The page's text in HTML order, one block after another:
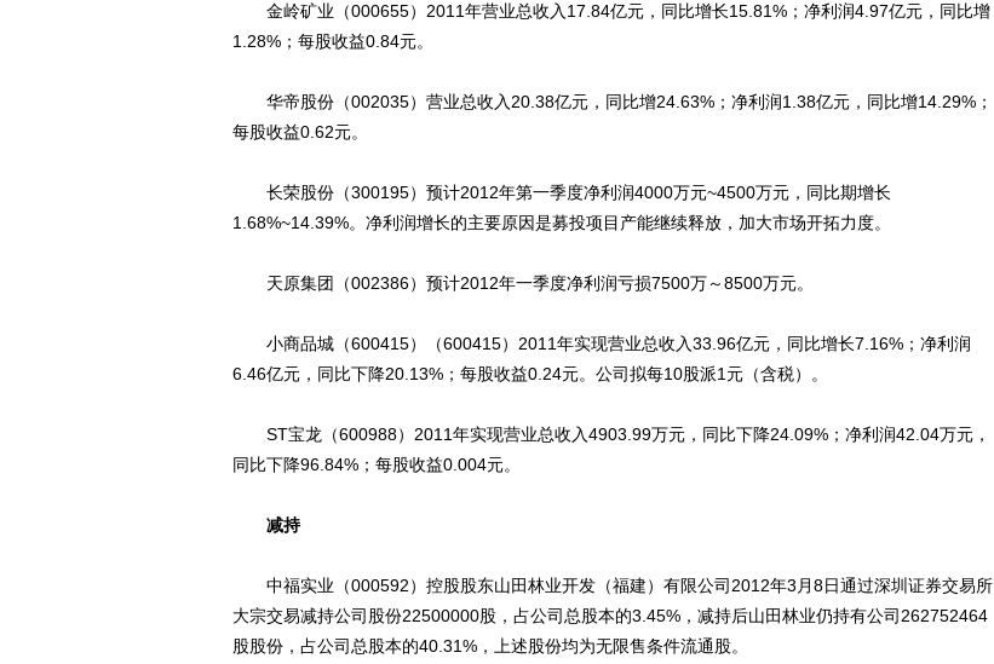
金岭矿业（000655）2011年营业总收入17.84亿元，同比增长15.81%；净利润4.97亿元，同比增
1.28%；每股收益0.84元。
华帝股份（002035）营业总收入20.38亿元，同比增24.63%；净利润1.38亿元，同比增14.29%；
每股收益0.62元。
长荣股份（300195）预计2012年第一季度净利润4000万元~4500万元，同比期增长
1.68%~14.39%。净利润增长的主要原因是募投项目产能继续释放，加大市场开拓力度。
天原集团（002386）预计2012年一季度净利润亏损7500万～8500万元。
小商品城（600415）（600415）2011年实现营业总收入33.96亿元，同比增长7.16%；净利润
6.46亿元，同比下降20.13%；每股收益0.24元。公司拟每10股派1元（含税）。
ST宝龙（600988）2011年实现营业总收入4903.99万元，同比下降24.09%；净利润42.04万元，
同比下降96.84%；每股收益0.004元。
减持
中福实业（000592）控股股东山田林业开发（福建）有限公司2012年3月8日通过深圳证券交易所
大宗交易减持公司股份22500000股，占公司总股本的3.45%，减持后山田林业仍持有公司262752464
股股份，占公司总股本的40.31%，上述股份均为无限售条件流通股。